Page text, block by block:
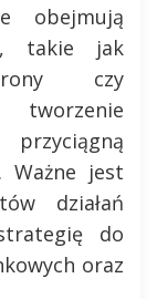
obejmują
takie jak
czy
Ważne jest
działań
do
oraz